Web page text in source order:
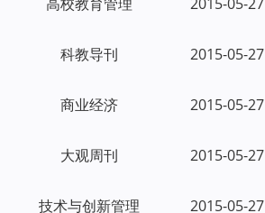
科教导刊 2015-05-27
商业经济 2015-05-27
大观周刊 2015-05-27
技术与创新管理 2015-05-27